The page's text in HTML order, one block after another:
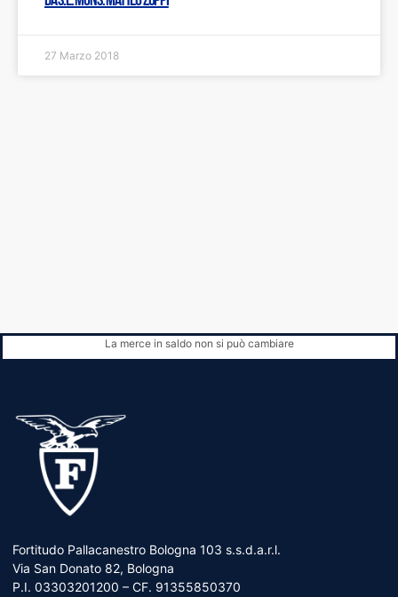
27 Marzo 2018
La merce in saldo non si può cambiare
Fortitudo Pallacanestro Bologna 103 s.s.d.a.r.l.
Via San Donato 82, Bologna
P.I. 03303201200 – CF. 91355850370